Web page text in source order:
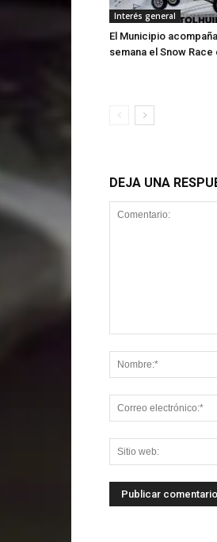
Interés general
El Municipio
semana el Snow Race
DEJA UNA